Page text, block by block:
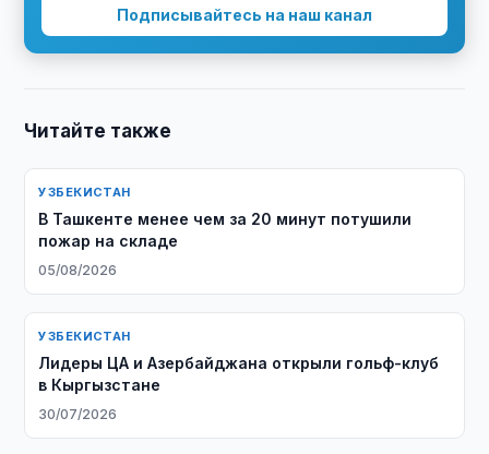
Подписывайтесь на наш канал
Читайте также
УЗБЕКИСТАН
В Ташкенте менее чем за 20 минут потушили
пожар на складе
05/08/2026
УЗБЕКИСТАН
Лидеры ЦА и Азербайджана открыли гольф-клуб
в Кыргызстане
30/07/2026